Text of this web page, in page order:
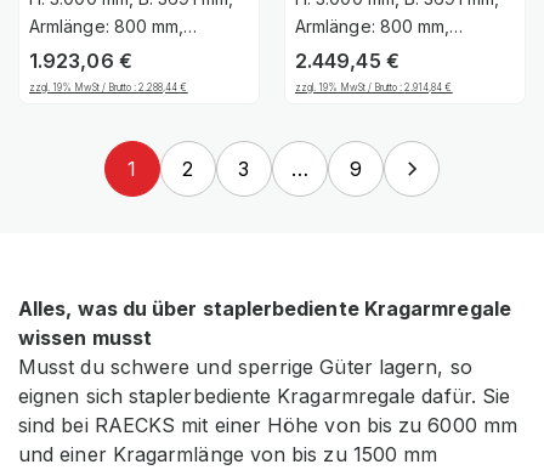
Armlänge: 800 mm,
Einseitige Nutzung
1.923,06 €
zzgl. 19% MwSt / Brutto :2.288,44€
Armlänge: 800 mm,
Zweiseitige Nutzung
2.449,45 €
zzgl. 19% MwSt / Brutto :2.914,84€
1 2 3 … 9
Alles, was du über staplerbediente Kragarmregale
wissen musst
Musst du schwere und sperrige Güter lagern, so
eignen sich staplerbediente Kragarmregale dafür. Sie
sind bei RAECKS mit einer Höhe von bis zu 6000 mm
und einer Kragarmlänge von bis zu 1500 mm